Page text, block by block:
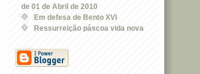
de 01 de Abril de 2010
Em defesa de Bento XVI
Ressurreição páscoa vida nova